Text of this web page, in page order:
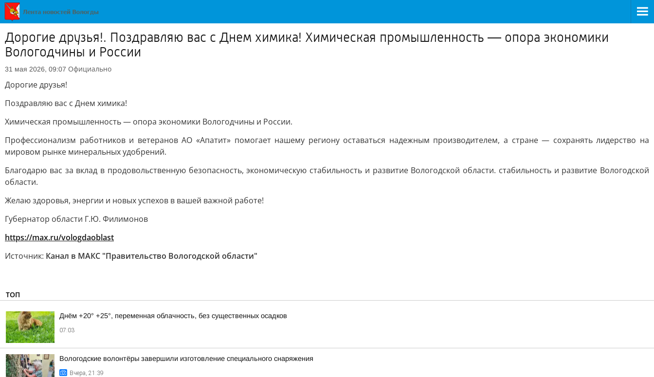
Дорогие друзья!. Поздравляю вас с Днем химика! Химическая промышленность — опора экономики
Вологодчины и России
31 мая 2026, 09:07 Официально
Дорогие друзья!
Поздравляю вас с Днем химика!
Химическая промышленность — опора экономики Вологодчины и России.
Профессионализм работников и ветеранов АО «Апатит» помогает нашему региону оставаться надежным производителем, а стране — сохранять лидерство на
мировом рынке минеральных удобрений.
Благодарю вас за вклад в продовольственную безопасность, экономическую стабильность и развитие Вологодской области. стабильность и развитие Вологодской
области.
Желаю здоровья, энергии и новых успехов в вашей важной работе!
Губернатор области Г.Ю. Филимонов
https://max.ru/vologdaoblast
Источник: Канал в МАКС "Правительство Вологодской области"
ТОП
Днём +20° +25°, переменная облачность, без существенных осадков
07:03
Вологодские волонтёры завершили изготовление специального снаряжения
Вчера, 21:39